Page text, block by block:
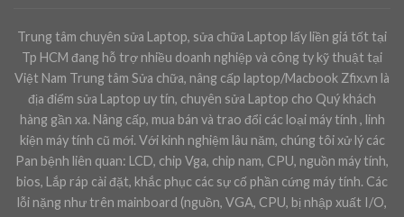
Trung tâm chuyên sửa Laptop, sửa chữa Laptop lấy liền giá tốt tại
Tp HCM đang hỗ trợ nhiều doanh nghiệp và công ty kỹ thuật tại
Việt Nam Trung tâm Sửa chữa, nâng cấp laptop/Macbook Zfix.vn là
địa điểm sửa Laptop uy tín, chuyên sửa Laptop cho Quý khách
hàng gần xa. Nâng cấp, mua bán và trao đổi các loại máy tính , linh
kiện máy tính cũ mới. Với kinh nghiệm lâu năm, chúng tôi xử lý các
Pan bệnh liên quan: LCD, chip Vga, chip nam, CPU, nguồn máy tính,
bios, Lắp ráp cài đặt, khắc phục các sự cố phần cứng máy tính. Các
lỗi nặng như trên mainboard (nguồn, VGA, CPU, bị nhập xuất I/O,